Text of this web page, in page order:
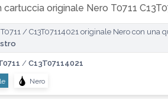
cartuccia originale Nero T0711
/ C13T07114021 originale Nero con una
/ C13T07114021
Nero